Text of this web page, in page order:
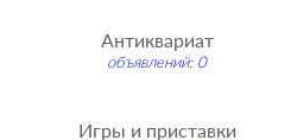
Антиквариат
объявлений: 0
Игры и приставки